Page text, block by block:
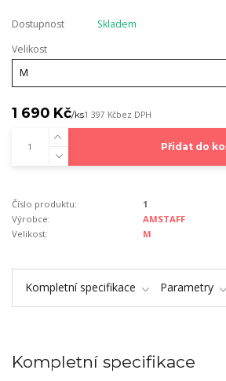
Dostupnost
Skladem
Velikost
1 690 Kč/ks1 397 Kčbez DPH
Přidat do
Číslo produktu:
1
Výrobce:
AMSTAFF
Velikost:
M
Kompletní specifikace Parametry
Kompletní specifikace